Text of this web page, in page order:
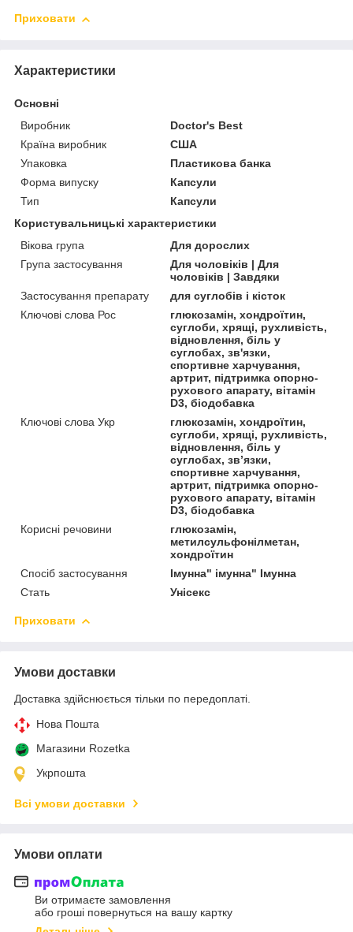
Приховати
Характеристики
Основні
Виробник
Doctor's Best
Країна виробник
США
Упаковка
Пластикова банка
Форма випуску
Капсули
Тип
Капсули
Користувальницькі характеристики
Вікова група
Для дорослих
Група застосування
Для чоловіків | Для
чоловіків | Завдяки
Застосування препарату
для суглобів і кісток
Ключові слова Рос
глюкозамін, хондроїтин,
суглоби, хрящі, рухливість,
відновлення, біль у
суглобах, зв'язки,
спортивне харчування,
артрит, підтримка опорно-
рухового апарату, вітамін
D3, біодобавка
Ключові слова Укр
глюкозамін, хондроїтин,
суглоби, хрящі, рухливість,
відновлення, біль у
суглобах, зв’язки,
спортивне харчування,
артрит, підтримка опорно-
рухового апарату, вітамін
D3, біодобавка
Корисні речовини
глюкозамін,
метилсульфонілметан,
хондроїтин
Спосіб застосування
Імунна" імунна" Імунна
Стать
Унісекс
Приховати
Умови доставки
Доставка здійснюється тільки по передоплаті.
Нова Пошта
Магазини Rozetka
Укрпошта
Всі умови доставки
Умови оплати
Ви отримаєте замовлення
або гроші повернуться на вашу картку